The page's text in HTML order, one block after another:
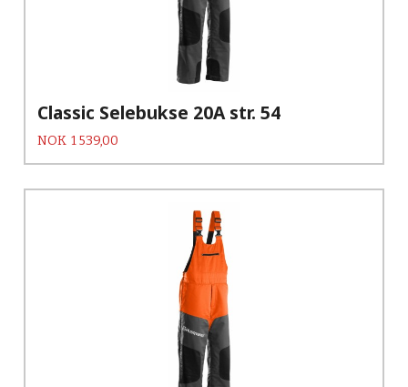
Classic Selebukse 20A str. 54
Pris
NOK 1 539,00